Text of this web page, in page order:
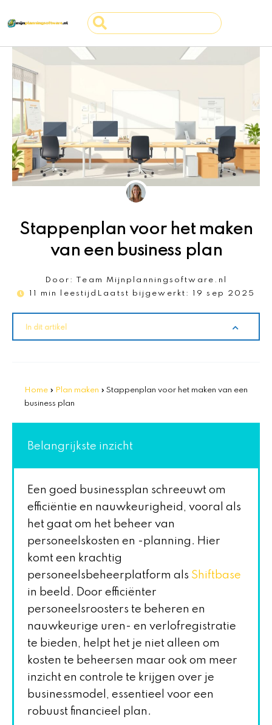
naar
inhoud
Search
...
Stappenplan voor het maken
van een business plan
Door:
Team Mijnplanningsoftware.nl
11 min leestijd Laatst bijgewerkt: 19 sep 2025
In dit artikel
Home » Plan maken » Stappenplan voor het maken van een
business plan
Belangrijkste inzicht
Een goed businessplan schreeuwt om
efficiëntie en nauwkeurigheid, vooral als
het gaat om het beheer van
personeelskosten en -planning. Hier
komt een krachtig
personeelsbeheerplatform als Shiftbase
in beeld. Door efficiënter
personeelsroosters te beheren en
nauwkeurige uren- en verlofregistratie
te bieden, helpt het je niet alleen om
kosten te beheersen maar ook om meer
inzicht en controle te krijgen over je
businessmodel, essentieel voor een
robuust financieel plan.